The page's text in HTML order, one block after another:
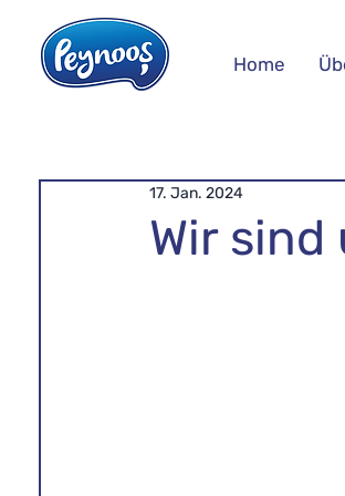
Home
Wir sind
17. Jan. 2024